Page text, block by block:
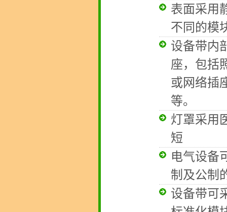
表面采用
不同的模
设备带内
座，包括
或网络插
等。
灯罩采用
短
电气设备
制及公制
设备带可